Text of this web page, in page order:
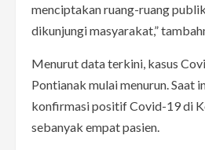
menciptakan ruang-ruang
dikunjungi masyarakat,”
Menurut data terkini, kasus
Pontianak mulai menurun. Saat
konfirmasi positif Covid-19 di
sebanyak empat pasien.